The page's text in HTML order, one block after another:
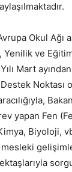
Okul Ağı
Yenilik ve
Mart
Noktası
yapan Fen
Biyoloji,